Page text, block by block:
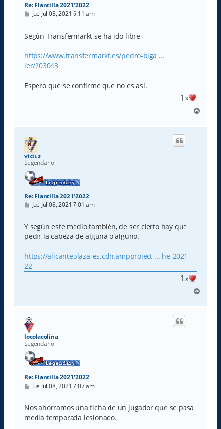
Re: Plantilla 2021/2022
M
s
a
e
Jue Jul 08, 2021 6:11 am
Según Transfermarkt se ha ido libre
https://www.transfermarkt.es/pedro-biga ...
ler/203043
Espero que se confirme que no es así.
1 x
r
vicius
Legendario
Re: Plantilla 2021/2022
M
s
a
j
Jue Jul 08, 2021 7:01 am
Y según este medio también, de ser cierto hay que
pedir la cabeza de alguna o alguno.
https://alicanteplaza-es.cdn.ampproject ... he-2021-
22
1 x
r
locolacolina
Legendario
Re: Plantilla 2021/2022
M
s
a
j
Jue Jul 08, 2021 7:07 am
Nos ahorramos una ficha de un jugador que se pasa
media temporada lesionado.